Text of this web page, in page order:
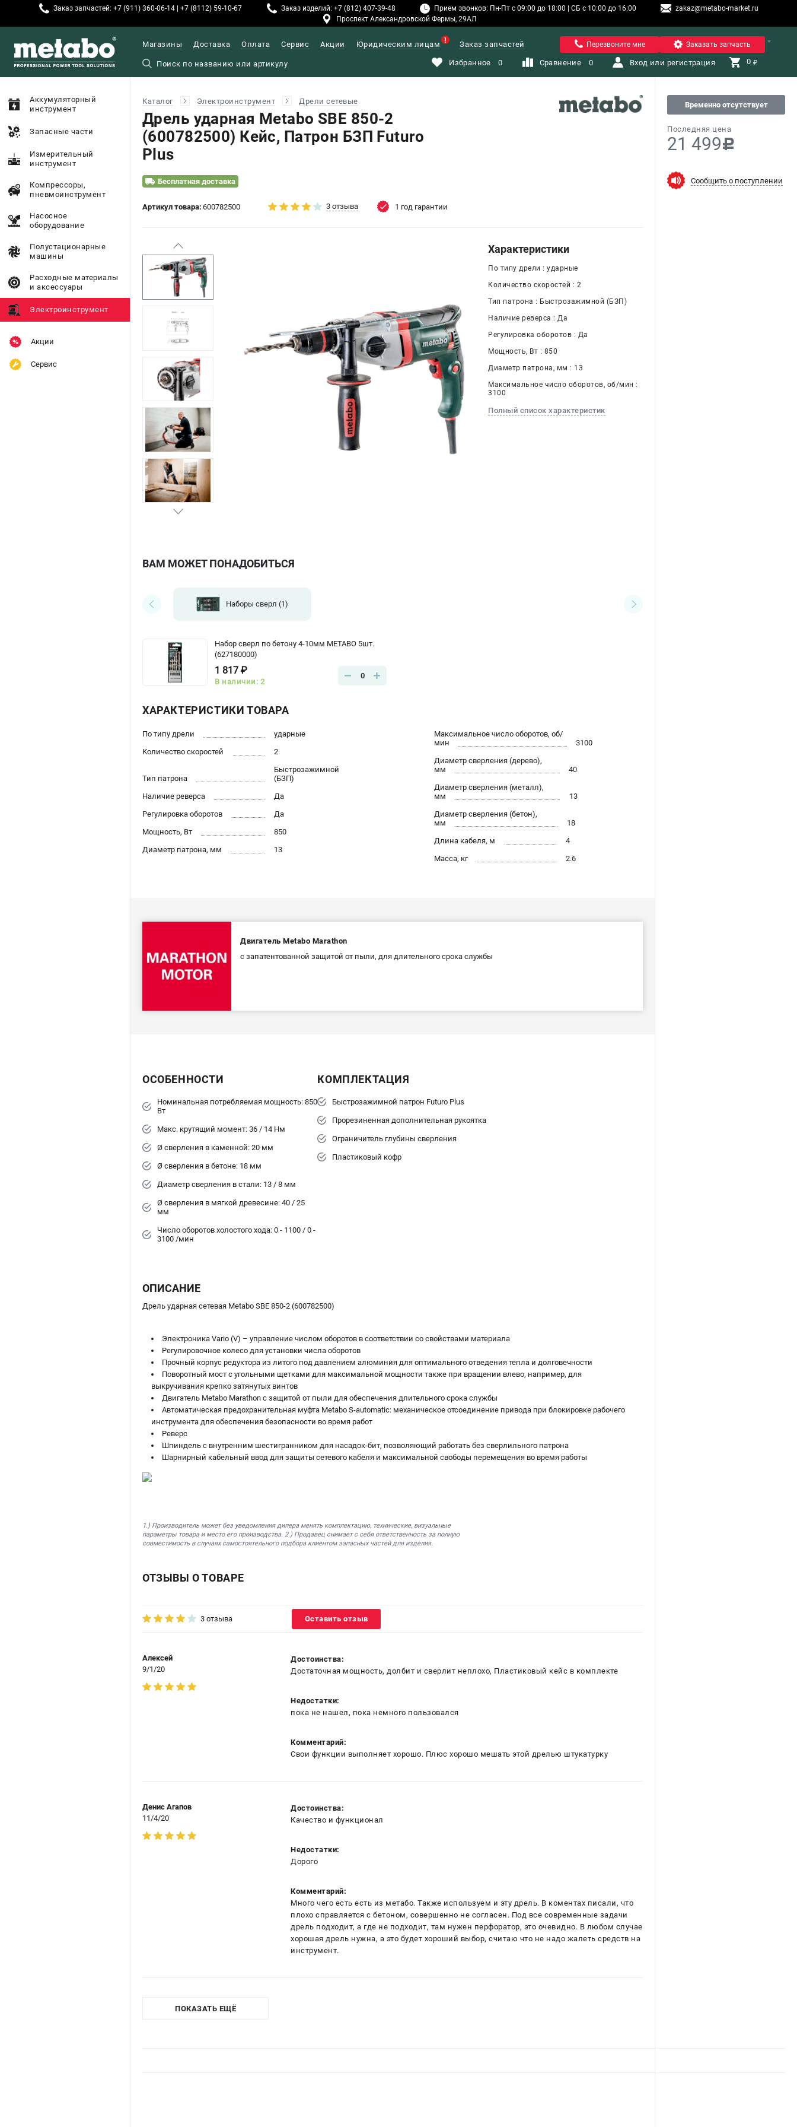
Заказ запчастей: +7 (911) 360-06-14 | +7 (8112) 59-10-67 Заказ изделий: +7 (812) 407-39-48 Прием звонков: Пн-Пт с 09:00 до 18:00 | СБ с 10:00 до 16:00
zakaz@metabo-market.ru
Проспект Александровской Фермы, 29АЛ
Санкт-Петербург
Магазины Доставка Оплата Сервис Акции Юридическим лицам Заказ запчастей Перезвоните мне Заказать запчасть
Избранное 0 Сравнение 0 Вход или регистрация 0 ₽
Аккумуляторный
инструмент
Запасные части
Измерительный
инструмент
Компрессоры,
пневмоинструмент
Насосное
оборудование
Полустационарные
машины
Расходные материалы
и аксессуары
Электроинструмент
Акции
Сервис
Каталог Электроинструмент Дрели сетевые
Дрель ударная Metabo SBE 850-2
(600782500) Кейс, Патрон БЗП Futuro
Plus
Бесплатная доставка
Артикул товара: 600782500 3 отзыва 1 год гарантии
Временно отсутствует
Последняя цена
21 499c
Сообщить о поступлении
Характеристики
По типу дрели : ударные
Количество скоростей : 2
Тип патрона : Быстрозажимной (БЗП)
Наличие реверса : Да
Регулировка оборотов : Да
Мощность, Вт : 850
Диаметр патрона, мм : 13
Максимальное число оборотов, об/мин :
3100
Полный список характеристик
ВАМ МОЖЕТ ПОНАДОБИТЬСЯ
Наборы сверл (1)
Набор сверл по бетону 4-10мм METABO 5шт.
(627180000)
1 817 ₽
В наличии: 2
0
ХАРАКТЕРИСТИКИ ТОВАРА
По типу дрели
ударные
Количество скоростей
2
Тип патрона
Быстрозажимной
(БЗП)
Наличие реверса
Да
Регулировка оборотов
Да
Мощность, Вт
850
Диаметр патрона, мм
13
Максимальное число оборотов, об/
мин
3100
Диаметр сверления (дерево),
мм
40
Диаметр сверления (металл),
мм
13
Диаметр сверления (бетон),
мм
18
Длина кабеля, м
4
Масса, кг
2.6
Двигатель Metabo Marathon
с запатентованной защитой от пыли, для длительного срока службы
ОСОБЕННОСТИ
Номинальная потребляемая мощность: 850
Вт
Макс. крутящий момент: 36 / 14 Нм
Ø сверления в каменной: 20 мм
Ø сверления в бетоне: 18 мм
Диаметр сверления в стали: 13 / 8 мм
Ø сверления в мягкой древесине: 40 / 25
мм
Число оборотов холостого хода: 0 - 1100 / 0 -
3100 /мин
КОМПЛЕКТАЦИЯ
Быстрозажимной патрон Futuro Plus
Прорезиненная дополнительная рукоятка
Ограничитель глубины сверления
Пластиковый кофр
ОПИСАНИЕ
Дрель ударная сетевая Metabo SBE 850-2 (600782500)
Электроника Vario (V) – управление числом оборотов в соответствии со свойствами материала
Регулировочное колесо для установки числа оборотов
Прочный корпус редуктора из литого под давлением алюминия для оптимального отведения тепла и долговечности
Поворотный мост с угольными щетками для максимальной мощности также при вращении влево, например, для
выкручивания крепко затянутых винтов
Двигатель Metabo Marathon с защитой от пыли для обеспечения длительного срока службы
Автоматическая предохранительная муфта Metabo S-automatic: механическое отсоединение привода при блокировке рабочего
инструмента для обеспечения безопасности во время работ
Реверс
Шпиндель с внутренним шестигранником для насадок-бит, позволяющий работать без сверлильного патрона
Шарнирный кабельный ввод для защиты сетевого кабеля и максимальной свободы перемещения во время работы
1.) Производитель может без уведомления дилера менять комплектацию, технические, визуальные
параметры товара и место его производства. 2.) Продавец снимает с себя ответственность за полную
совместимость в случаях самостоятельного подбора клиентом запасных частей для изделия.
ОТЗЫВЫ О ТОВАРЕ
3 отзыва Оставить отзыв
Алексей
9/1/20
Достоинства:
Достаточная мощность, долбит и сверлит неплохо, Пластиковый кейс в комплекте
Недостатки:
пока не нашел, пока немного пользовался
Комментарий:
Свои функции выполняет хорошо. Плюс хорошо мешать этой дрелью штукатурку
Денис Агапов
11/4/20
Достоинства:
Качество и функционал
Недостатки:
Дорого
Комментарий:
Много чего есть есть из метабо. Также используем и эту дрель. В коментах писали, что
плохо справляется с бетоном, совершенно не согласен. Под все современные задачи
дрель подходит, а где не подходит, там нужен перфоратор, это очевидно. В любом случае
хорошая дрель нужна, а это будет хороший выбор, считаю что не надо жалеть средств на
инструмент.
ПОКАЗАТЬ ЕЩЁ